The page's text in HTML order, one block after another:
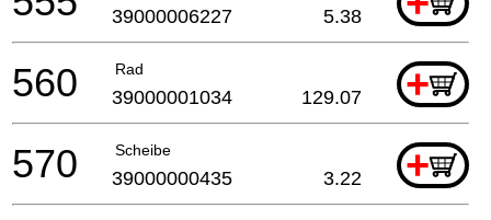
39000006227 5.38
Rad +
560 39000001034 129.07
Scheibe +
570 39000000435 3.22